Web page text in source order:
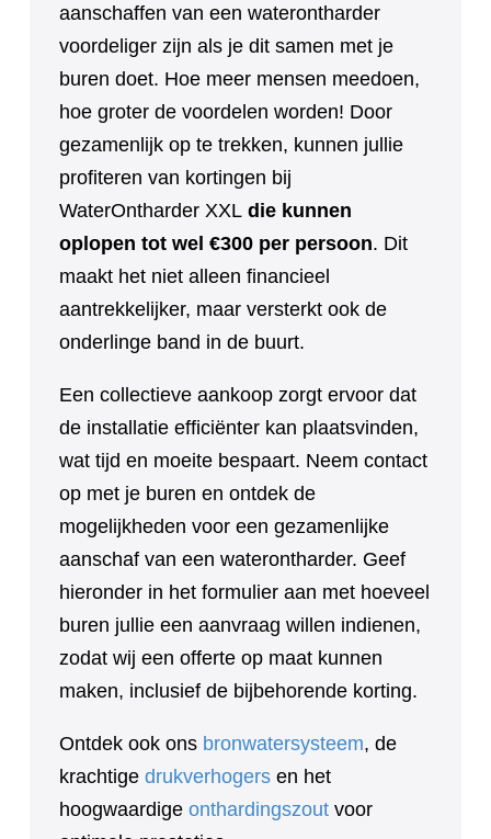
aanschaffen van een waterontharder
voordeliger zijn als je dit samen met je
buren doet. Hoe meer mensen meedoen,
hoe groter de voordelen worden! Door
gezamenlijk op te trekken, kunnen jullie
profiteren van kortingen bij
WaterOntharder XXL die kunnen
oplopen tot wel €300 per persoon. Dit
maakt het niet alleen financieel
aantrekkelijker, maar versterkt ook de
onderlinge band in de buurt.
Een collectieve aankoop zorgt ervoor dat
de installatie efficiënter kan plaatsvinden,
wat tijd en moeite bespaart. Neem contact
op met je buren en ontdek de
mogelijkheden voor een gezamenlijke
aanschaf van een waterontharder. Geef
hieronder in het formulier aan met hoeveel
buren jullie een aanvraag willen indienen,
zodat wij een offerte op maat kunnen
maken, inclusief de bijbehorende korting.
Ontdek ook ons bronwatersysteem, de
krachtige drukverhogers en het
hoogwaardige onthardingszout voor